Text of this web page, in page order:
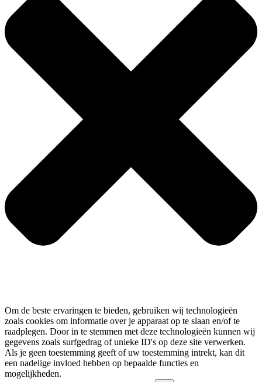
Om de beste ervaringen te bieden, gebruiken wij technologieën
zoals cookies om informatie over je apparaat op te slaan en/of te
raadplegen. Door in te stemmen met deze technologieën kunnen wij
gegevens zoals surfgedrag of unieke ID's op deze site verwerken.
Als je geen toestemming geeft of uw toestemming intrekt, kan dit
een nadelige invloed hebben op bepaalde functies en
mogelijkheden.